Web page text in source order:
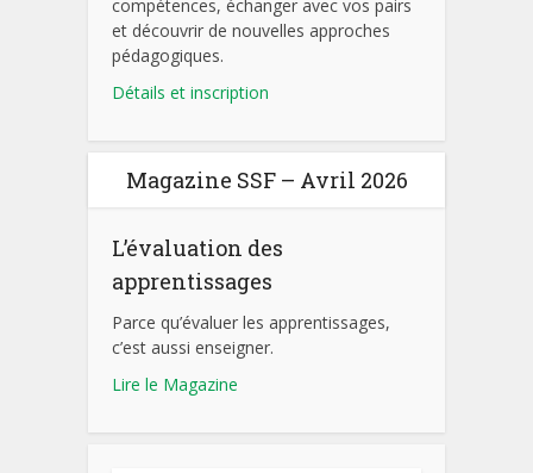
compétences, échanger avec vos pairs
et découvrir de nouvelles approches
pédagogiques.
Détails et inscription
Magazine SSF – Avril 2026
L’évaluation des
apprentissages
Parce qu’évaluer les apprentissages,
c’est aussi enseigner.
Lire le Magazine